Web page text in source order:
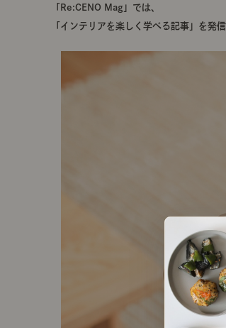
「Re:CENO Mag」では、
「インテリアを楽しく学べる記事」を発信